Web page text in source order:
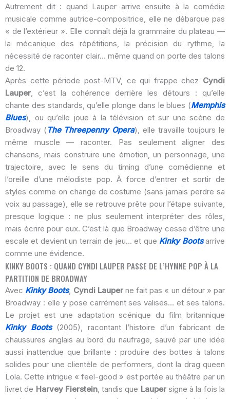
Autrement dit : quand Lauper arrive ensuite à la comédie
musicale comme autrice-compositrice, elle ne débarque pas
« de l’extérieur ». Elle connaît déjà la grammaire du plateau —
la mécanique des répétitions, la précision du rythme, la
nécessité de raconter clair… même quand on porte des talons
de 12.
Après cette période post-MTV, ce qui frappe chez Cyndi
Lauper, c’est la cohérence derrière les détours : qu’elle
chante des standards, qu’elle plonge dans le blues (Memphis
Blues), ou qu’elle joue à la télévision et sur une scène de
Broadway ( The Threepenny Opera), elle travaille toujours le
même muscle — raconter. Pas seulement aligner des
chansons, mais construire une émotion, un personnage, une
trajectoire, avec le sens du timing d’une comédienne et
l’oreille d’une mélodiste pop. À force d’entrer et sortir de
styles comme on change de costume (sans jamais perdre sa
voix au passage), elle se retrouve prête pour l’étape suivante,
presque logique : ne plus seulement interpréter des rôles,
mais écrire pour eux. C’est là que Broadway cesse d’être une
escale et devient un terrain de jeu… et que Kinky Bootsarrive
comme une évidence.
KINKY BOOTS : QUAND CYNDI LAUPER PASSE DE L’HYMNE POP À LA
PARTITION DE BROADWAY
Avec Kinky Boots, Cyndi Lauperne fait pas « un détour » par
Broadway : elle y pose carrément ses valises… et ses talons.
Le projet est une adaptation scénique du film britannique
Kinky Boots(2005), racontant l’histoire d’un fabricant de
chaussures anglais au bord du naufrage, sauvé par une idée
aussi inattendue que brillante : produire des bottes à talons
solides pour une clientèle de performers, dont la drag queen
Lola. Cette intrigue « feel-good » est portée au théâtre par un
livret de Harvey Fierstein, tandis que Lauper signe à la fois la